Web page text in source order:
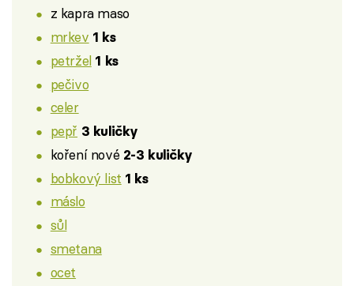
z kapra maso
mrkev 1 ks
petržel 1 ks
pečivo
celer
pepř 3 kuličky
koření nové 2-3 kuličky
bobkový list 1 ks
máslo
sůl
smetana
ocet